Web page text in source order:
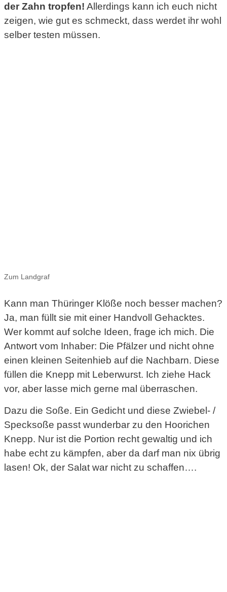
der Zahn tropfen! Allerdings kann ich euch nicht
zeigen, wie gut es schmeckt, dass werdet ihr wohl
selber testen müssen.
Zum Landgraf
Kann man Thüringer Klöße noch besser machen?
Ja, man füllt sie mit einer Handvoll Gehacktes.
Wer kommt auf solche Ideen, frage ich mich. Die
Antwort vom Inhaber: Die Pfälzer und nicht ohne
einen kleinen Seitenhieb auf die Nachbarn. Diese
füllen die Knepp mit Leberwurst. Ich ziehe Hack
vor, aber lasse mich gerne mal überraschen.
Dazu die Soße. Ein Gedicht und diese Zwiebel- /
Specksoße passt wunderbar zu den Hoorichen
Knepp. Nur ist die Portion recht gewaltig und ich
habe echt zu kämpfen, aber da darf man nix übrig
lasen! Ok, der Salat war nicht zu schaffen….